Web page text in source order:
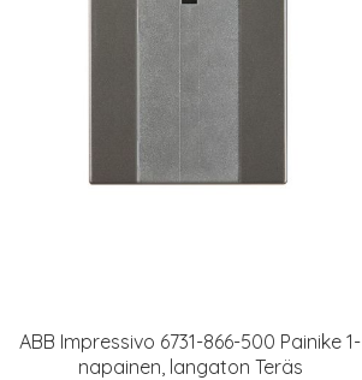
ABB Impressivo 6731-866-500 Painike 1-
napainen, langaton Teräs